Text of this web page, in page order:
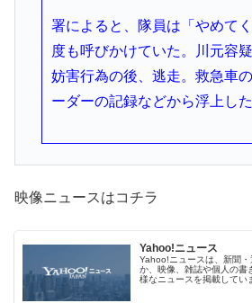
署によると、隊員は「やめて
度も呼びかけていた。川元容
妨害行為の後、逃走。救急車
ーダーの記録などから浮上した
映像ニュースはコチラ
Yahoo!ニュース
Yahoo!ニュースは、新聞
か、映像、雑誌や個人の書
様なニュースを掲載してい